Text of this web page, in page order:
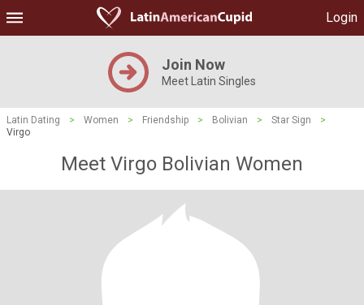
Login
Join Now
Meet Latin Singles
Latin Dating > Women > Friendship > Bolivian > Star Sign
>
Virgo
Meet Virgo Bolivian Women